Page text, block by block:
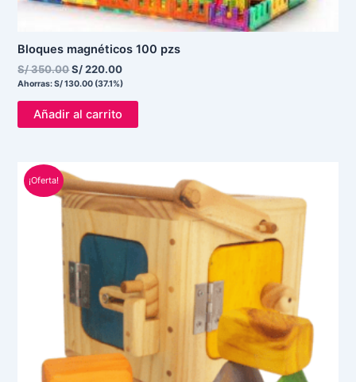
Bloques magnéticos 100 pzs
S/350.00S/220.00
Ahorras:S/130.00 (37.1%)
Añadir al carrito
¡Oferta!
precio
original
era:
S/ 350.00.
precio
actual
es:
S/ 299.00.